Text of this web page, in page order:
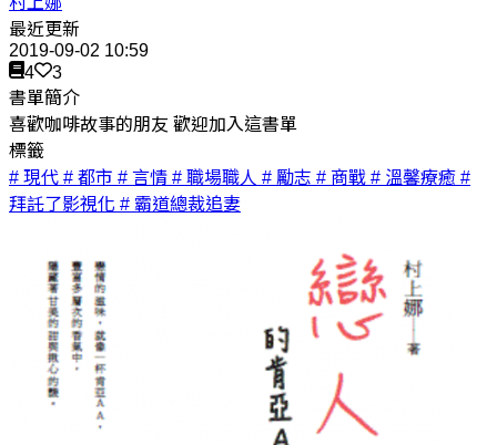
最近更新
2019-09-02 10:59
4
3
書單簡介
喜歡咖啡故事的朋友 歡迎加入這書單
標籤
# 現代 # 都市 # 言情 # 職場職人 # 勵志 # 商戰 # 溫馨療癒 #
拜託了影視化 # 霸道總裁追妻